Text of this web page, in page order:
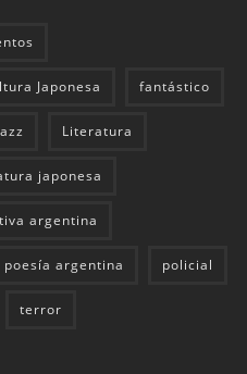
Japonesa fantástico
Literatura
japonesa
argentina
poesía argentina policial
terror